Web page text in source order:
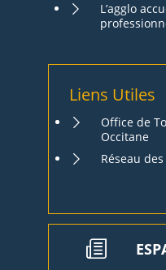
L’agglo
Liens Utiles
Office de
Occitane
Réseau